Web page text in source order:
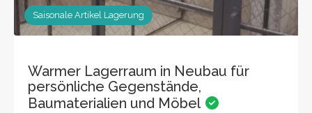
Saisonale Artikel Lagerung
Warmer Lagerraum in Neubau für
persönliche Gegenstände,
Baumaterialien und Möbel